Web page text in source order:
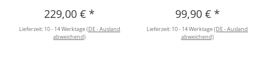
229,00 €*
Lieferzeit: 10 - 14 Werktage(DE - Ausland
abweichend)
99,90 € *
Lieferzeit: 10 - 14 Werktage(DE - Ausland
abweichend)